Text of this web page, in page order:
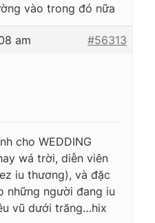
vào trong đó nữa
am #56313
cho WEDDING
wá trời, diễn viên
iu thương), và đặc
những người đang iu
vũ dưới trăng…hix